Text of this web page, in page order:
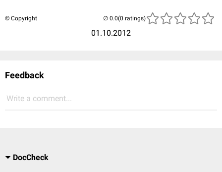
© Copyright
01.10.2012
(0 ratings)
Feedback
Write a comment...
DocCheck